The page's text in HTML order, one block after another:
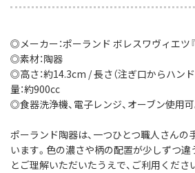
◎メーカー：ポーランド ボレスワヴィエツ
◎素材：陶器
◎高さ：約14.3cm / 長さ（注ぎ口からハン
量：約900cc
◎食器洗浄機、電子レンジ、オーブン使用可
ポーランド陶器は、一つひとつ職人さんの
います。色の濃さや柄の配置が少しずつ違
とご理解いただいたうえで、ご利用くださ